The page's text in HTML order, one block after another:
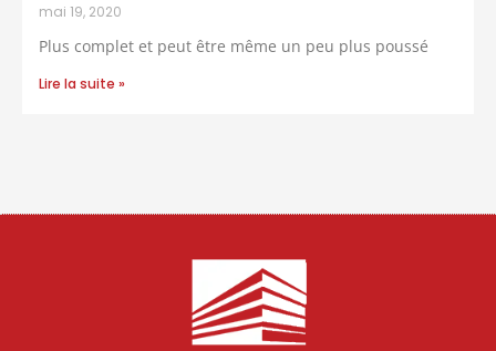
mai 19, 2020
Plus complet et peut être même un peu plus poussé
Lire la suite »